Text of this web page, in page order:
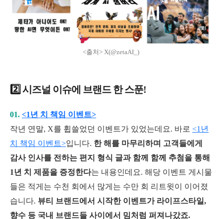
<출처> X(@zetaAI_)
2️⃣ 시즈널 이슈에 브랜드 한 스푼!
01. <1년 치 책임 이벤트>
작년 연말, X를 휩쓸었던 이벤트가 있었는데요. 바로 <1년
치 책임 이벤트>입니다. 한 해를 마무리하며 고객들에게
감사 인사를 전하는 편지 형식 글과 함께 함께 추첨을 통해
1년 치 제품을 증정한다는 내용인데요. 해당 이벤트 게시물
들은 적게는 수천 회에서 많게는 수만 회 리트윗이 이어졌
습니다. 뷰티 브랜드에서 시작한 이벤트가 라이프스타일,
향수 등 국내 브랜드들 사이에서 밈처럼 퍼져나갔죠.